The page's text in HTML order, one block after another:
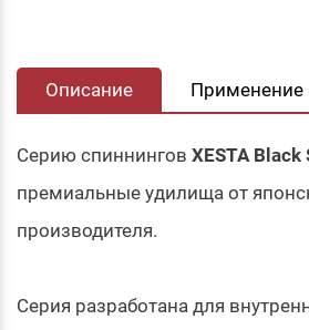
Описание Применение
Серию спиннингов XESTA Black
премиальные удилища от
производителя.
Серия разработана для